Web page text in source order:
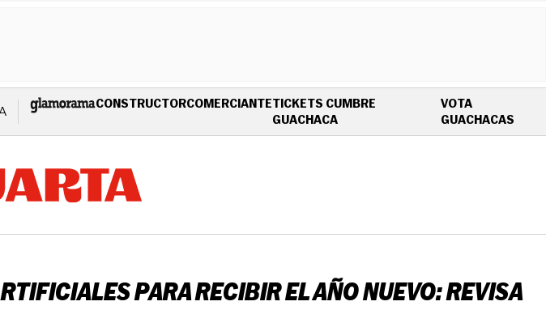
CONSTRUCTORCOMERCIANTETICKETS CUMBRE
GUACHACAOPENS IN NEW WINDOW
VOTA
GUACHACAS
PARA RECIBIR EL AÑO NUEVO: REVISA